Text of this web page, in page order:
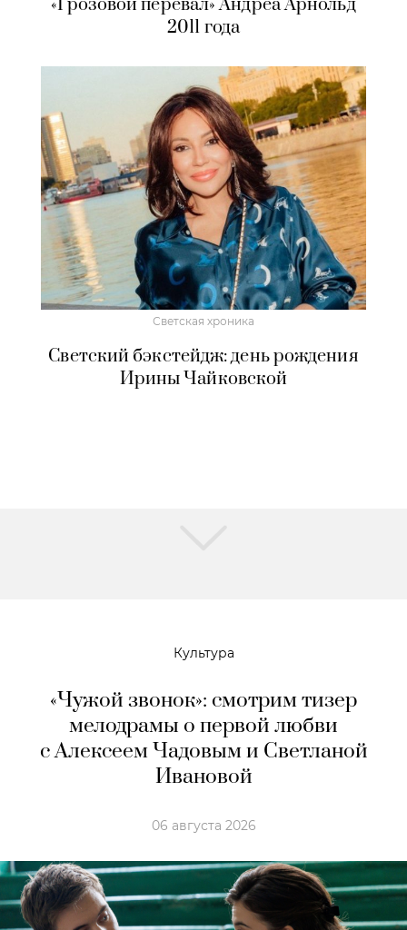
«Грозовой перевал» Андреа Арнольд
2011 года
Светская хроника
Светский бэкстейдж: день рождения
Ирины Чайковской
Культура
«Чужой звонок»: смотрим тизер
мелодрамы о первой любви
с Алексеем Чадовым и Светланой
Ивановой
06 августа 2026